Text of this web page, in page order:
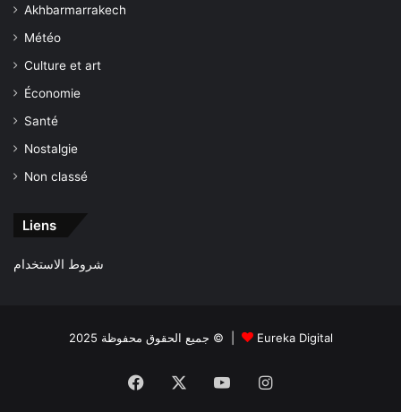
Akhbarmarrakech
Météo
Culture et art
Économie
Santé
Nostalgie
Non classé
Liens
شروط الاستخدام
جميع الحقوق محفوظة 2025 © | Eureka Digital
Facebook YouTubeInstagram